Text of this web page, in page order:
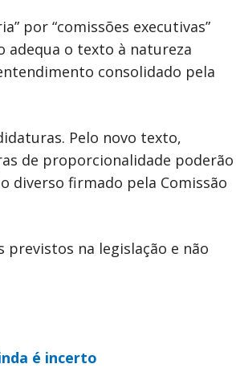
por “comissões executivas”
adequa o texto à natureza
consolidado pela
Pelo novo texto,
de proporcionalidade poderão
diverso firmado pela Comissão
na legislação e não
é incerto